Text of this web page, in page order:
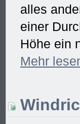
alles
einer
Höhe ein
Mehr